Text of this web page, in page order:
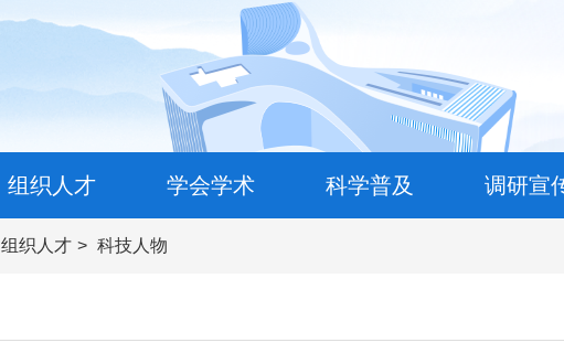
组织人才 学会学术 科学普及 调研宣
组织人才 科技人物